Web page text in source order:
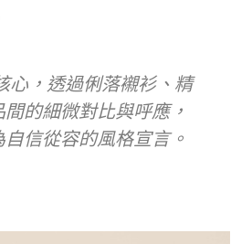
心，透過俐落襯衫、精
的細微對比與呼應，
信從容的風格宣言。